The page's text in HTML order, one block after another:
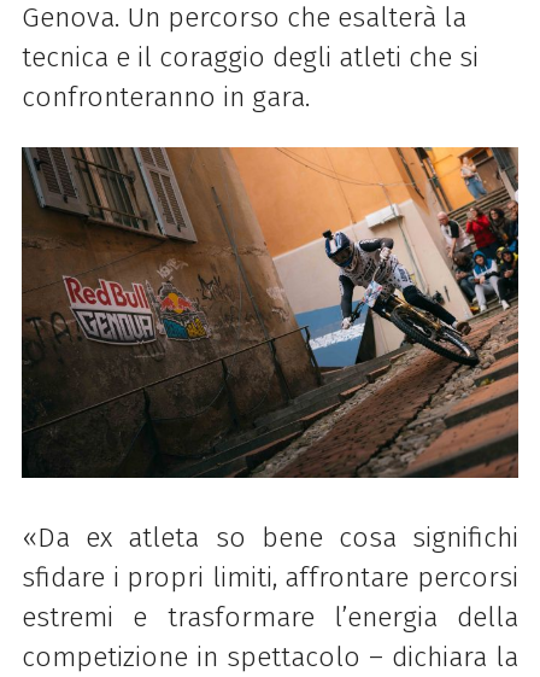
Genova. Un percorso che esalterà la
tecnica e il coraggio degli atleti che si
confronteranno in gara.
«Da ex atleta so bene cosa significhi
sfidare i propri limiti, affrontare percorsi
estremi e trasformare l’energia della
competizione in spettacolo – dichiara la